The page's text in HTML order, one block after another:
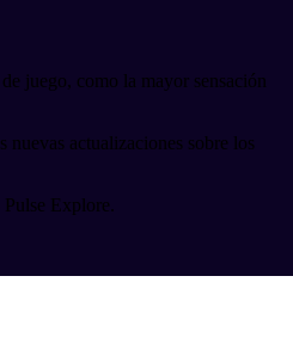
juego, como la mayor sensación
nuevas actualizaciones sobre los
Explore.